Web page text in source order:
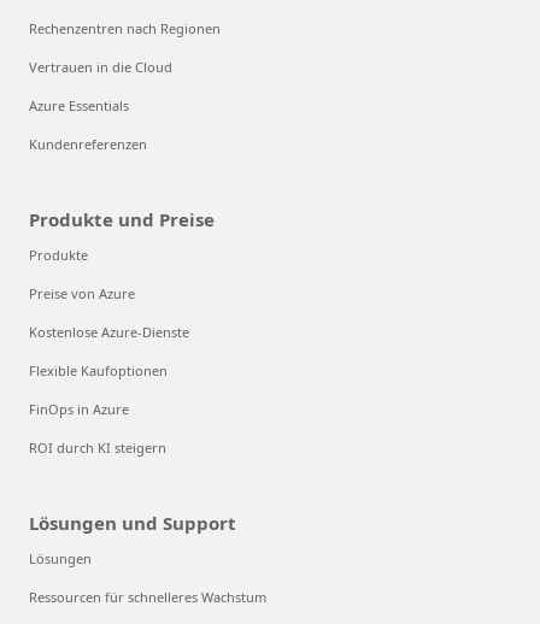
Rechenzentren nach Regionen
Vertrauen in die Cloud
Azure Essentials
Kundenreferenzen
Produkte und Preise
Produkte
Preise von Azure
Kostenlose Azure-Dienste
Flexible Kaufoptionen
FinOps in Azure
ROI durch KI steigern
Lösungen und Support
Lösungen
Ressourcen für schnelleres Wachstum